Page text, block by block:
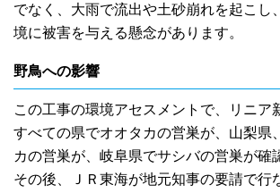
でなく、大雨で流出や土砂崩れを起こし
境に被害を与える懸念があります。
野鳥への影響
この工事の環境アセスメントで、リニア
すべての県でオオタカの営巣が、山梨県
カの営巣が、岐阜県でサシバの営巣が確
その後、ＪＲ東海が地元知事の要請で行